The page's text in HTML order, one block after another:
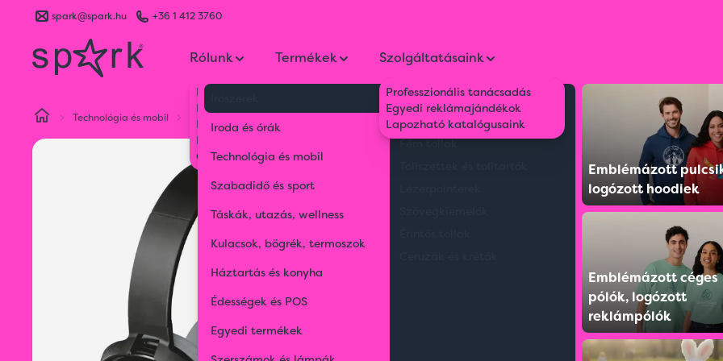
spark@spark.hu +36 1 412 3760
Rólunk
Kik vagyunk
Kapcsolat
Blog
Karrier
Gyakran Ismételt Kérdések
Termékek
Iroda és órák
Technológia és mobil
Szabadidő és sport
Táskák, utazás, wellness
Kulacsok, bögrék, termoszok
Háztartás és konyha
Édességek és POS
Egyedi termékek
Környezetbarát tollak
Műanyag tollak
Fém tollak
Emblémázott
logózott hoodiek
Emblémázott céges
pólók, logózott
reklámpólók
Szolgáltatásaink
Professzionális tanácsadás
Egyedi reklámajándékok
Lapozható katalógusaink
Technológia és mobil Fülhallgatók, fejhallgatók Bluetooth fejhallgató